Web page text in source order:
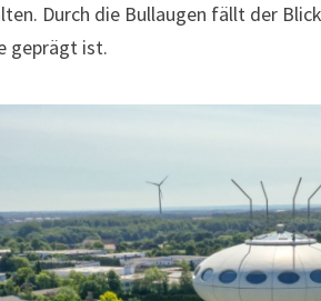
Durch die Bullaugen fällt der
geprägt ist.